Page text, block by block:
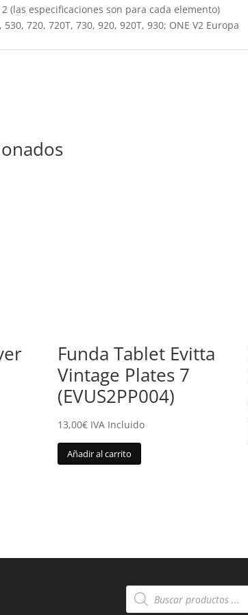
(las especificaciones son para cada elemento)
720, 720T, 730, 920, 920T, 930; ONE V2 Europa
Funda Tablet Evitta
Vintage Plates 7
(EVUS2PP004)
13,00€ IVA Incluido
Añadir al carrito
Búsqueda
de